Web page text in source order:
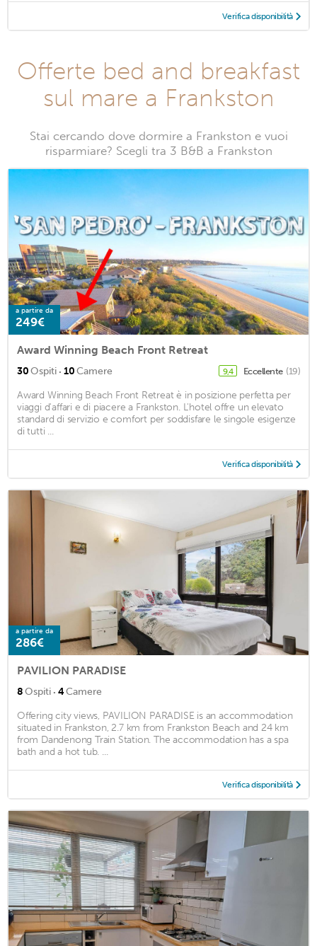
Verifica disponibilità
Offerte bed and breakfast
sul mare a Frankston
Stai cercando dove dormire a Frankston e vuoi
risparmiare? Scegli tra 3 B&B a Frankston
a partire da
249€
Award Winning Beach Front Retreat
30Ospiti · 10Camere 9,4 Eccellente (19)
Award Winning Beach Front Retreat è in posizione perfetta per
viaggi d'affari e di piacere a Frankston. L'hotel offre un elevato
standard di servizio e comfort per soddisfare le singole esigenze
di tutti ...
Verifica disponibilità
a partire da
286€
PAVILION PARADISE
8Ospiti · 4Camere
Offering city views, PAVILION PARADISE is an accommodation
situated in Frankston, 2.7 km from Frankston Beach and 24 km
from Dandenong Train Station. The accommodation has a spa
bath and a hot tub. ...
Verifica disponibilità